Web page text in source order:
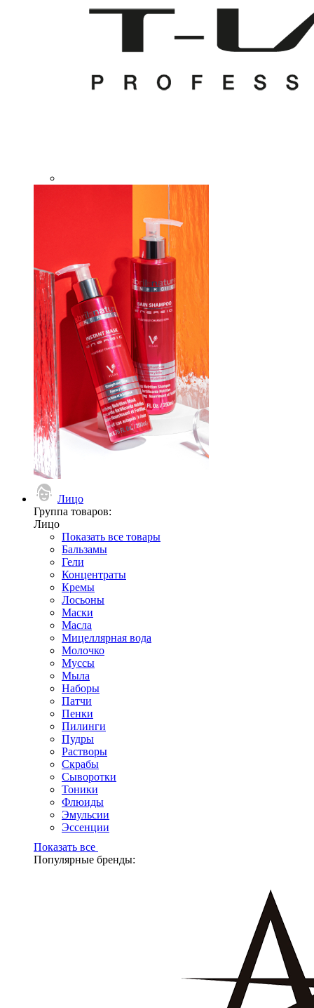
Лицо
Группа товаров:
Лицо
Показать все товары
Бальзамы
Гели
Концентраты
Кремы
Лосьоны
Маски
Масла
Мицеллярная вода
Молочко
Муссы
Мыла
Наборы
Патчи
Пенки
Пилинги
Пудры
Растворы
Скрабы
Сыворотки
Тоники
Флюиды
Эмульсии
Эссенции
Показать все
Популярные бренды: